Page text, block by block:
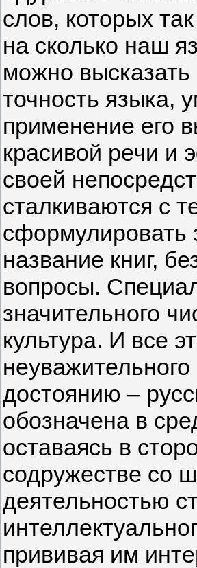
слов, которых
на сколько наш
можно
точность языка,
применение его
красивой речи и
своей
сталкиваются с
сформулировать
название книг,
вопросы.
значительного
культура. И все
достоянию –
обозначена в
оставаясь в
содружестве со
деятельностью
прививая им